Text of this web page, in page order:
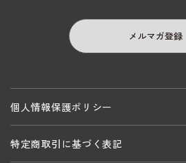
メルマガ登録
個人情報保護ポリシー
特定商取引に基づく表記